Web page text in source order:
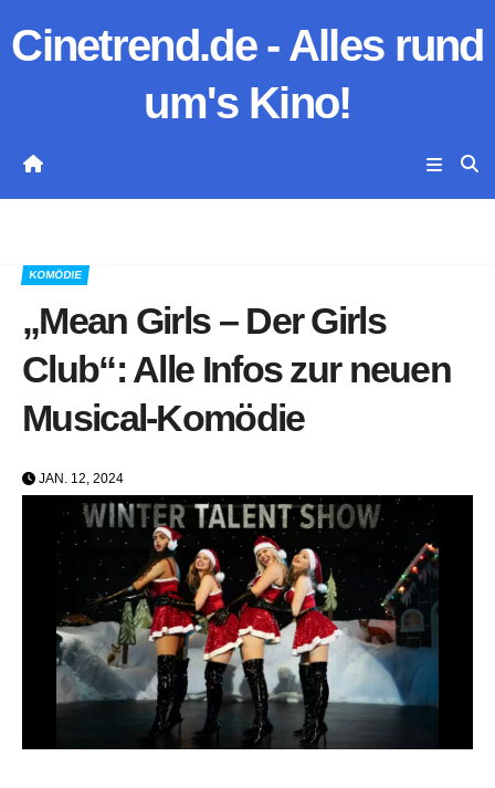
Inhalt
Cinetrend.de - Alles rund
um's Kino!
KOMÖDIE
„Mean Girls – Der Girls
Club“: Alle Infos zur neuen
Musical-Komödie
JAN. 12, 2024